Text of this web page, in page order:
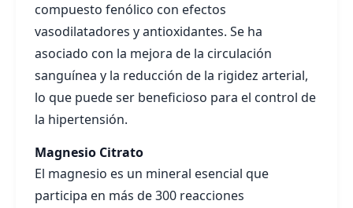
compuesto fenólico con efectos
vasodilatadores y antioxidantes. Se ha
asociado con la mejora de la circulación
sanguínea y la reducción de la rigidez arterial,
lo que puede ser beneficioso para el control de
la hipertensión.
Magnesio Citrato
El magnesio es un mineral esencial que
participa en más de 300 reacciones